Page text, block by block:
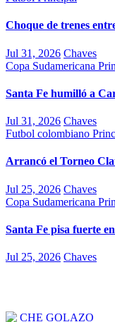
Choque de trenes
Jul 31, 2026 Chaves
Copa Sudamericana
Santa Fe humilló a
Jul 31, 2026 Chaves
Futbol colombiano
Arrancó el Torneo
Jul 25, 2026 Chaves
Copa Sudamericana
Santa Fe pisa fuerte
Jul 25, 2026 Chaves